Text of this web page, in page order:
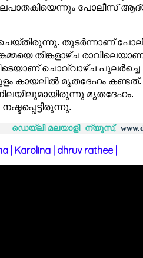
പോലീസ്
തുടർന്നാണ്
തിങ്കളാഴ്ച
ചൊവ്വാഴ്ച
കായലിൽ മൃതദേഹം
മൃതദേഹം.
ന്യൂസ്,
| dhruv rathee |